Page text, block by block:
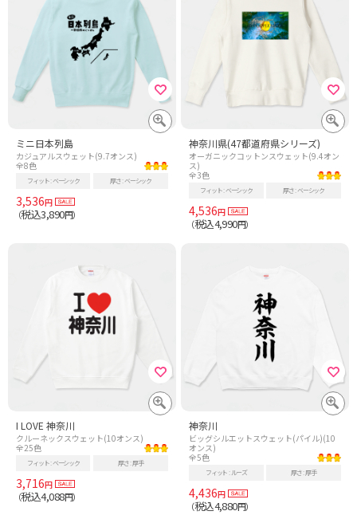
ミニ日本列島
カジュアルスウェット(9.7オンス)
全8色
フィット ベーシック 厚さ ベーシック
3,536円
（税込3,890円）
神奈川県(47都道府県シリーズ)
オーガニックコットンスウェット(9.4オン
ス)
全3色
フィット ベーシック 厚さ ベーシック
4,536円
（税込4,990円）
I LOVE 神奈川
クルーネックスウェット(10オンス)
全25色
フィット ベーシック 厚さ 厚手
3,716円
（税込4,088円）
神奈川
ビッグシルエットスウェット(パイル)(10
オンス)
全5色
フィット ルーズ 厚さ 厚手
4,436円
（税込4,880円）